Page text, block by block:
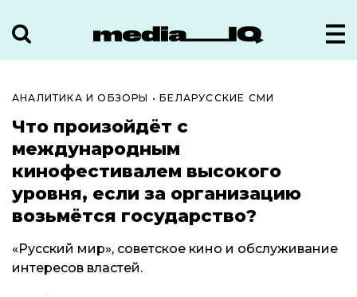
АНАЛИТИКА И ОБЗОРЫ •БЕЛАРУССКИЕ СМИ
Что произойдёт с
международным
кинофестивалем высокого
уровня, если за организацию
возьмётся государство?
«Русский мир», советское кино и обслуживание
интересов властей.